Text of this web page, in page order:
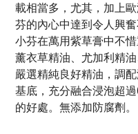
載相當多，尤其，加上
芬的內心中達到令人興奮
小芬在萬用紫草膏中不
薰衣草精油、尤加利精
嚴選精純良好精油，調
基底，充分融合浸泡超
的好處。無添加防腐劑。